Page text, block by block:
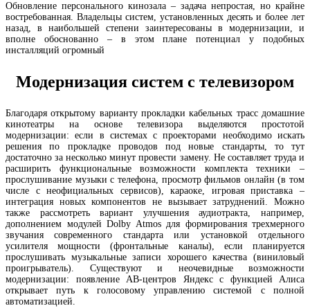
Обновление персонального кинозала – задача непростая, но крайне
востребованная. Владельцы систем, установленных десять и более лет
назад, в наибольшей степени заинтересованы в модернизации, и
вполне обоснованно – в этом плане потенциал у подобных
инсталляций огромный
Модернизация систем с телевизором
Благодаря открытому варианту прокладки кабельных трасс домашние
кинотеатры на основе телевизора выделяются простотой
модернизации: если в системах с проекторами необходимо искать
решения по прокладке проводов под новые стандарты, то тут
достаточно за несколько минут провести замену. Не составляет труда и
расширить функциональные возможности комплекта техники –
прослушивание музыки с телефона, просмотр фильмов онлайн (в том
числе с неофициальных сервисов), караоке, игровая приставка –
интеграция новых компонентов не вызывает затруднений. Можно
также рассмотреть вариант улучшения аудиотракта, например,
дополнением модулей Dolby Atmos для формирования трехмерного
звучания современного стандарта или установкой отдельного
усилителя мощности (фронтальные каналы), если планируется
прослушивать музыкальные записи хорошего качества (виниловый
проигрыватель). Существуют и неочевидные возможности
модернизации: появление АВ-центров Яндекс с функцией Алиса
открывает путь к голосовому управлению системой с полной
автоматизацией.